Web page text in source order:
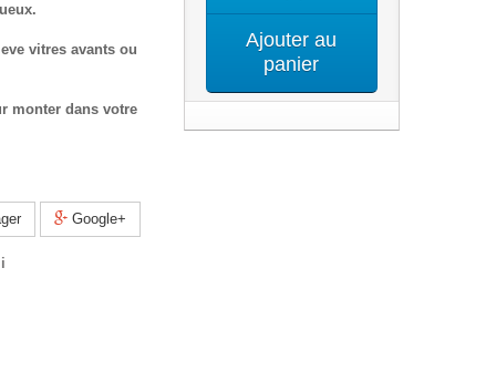
vitres avants ou
monter dans votre
Google+
Ajouter au
panier